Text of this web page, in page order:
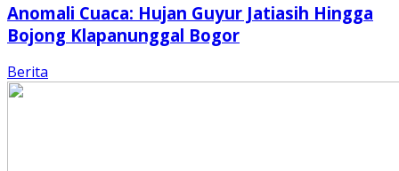
Anomali Cuaca: Hujan Guyur Jatiasih Hingga
Bojong Klapanunggal Bogor
Berita